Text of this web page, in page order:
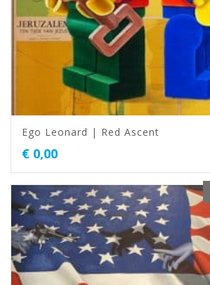
Ego Leonard | Red Ascent
€ 0,00